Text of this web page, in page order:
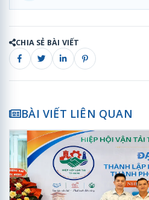
CHIA SẺ BÀI VIẾT
BÀI VIẾT LIÊN QUAN